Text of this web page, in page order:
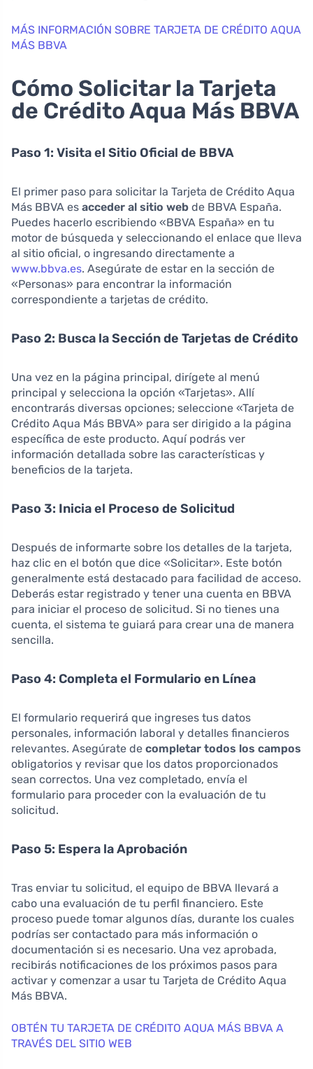
MÁS INFORMACIÓN SOBRE TARJETA DE CRÉDITO AQUA
MÁS BBVA
Cómo Solicitar la Tarjeta
de Crédito Aqua Más BBVA
Paso 1: Visita el Sitio Oficial de BBVA
El primer paso para solicitar la Tarjeta de Crédito Aqua
Más BBVA es acceder al sitio web de BBVA España.
Puedes hacerlo escribiendo «BBVA España» en tu
motor de búsqueda y seleccionando el enlace que lleva
al sitio oficial, o ingresando directamente a
www.bbva.es. Asegúrate de estar en la sección de
«Personas» para encontrar la información
correspondiente a tarjetas de crédito.
Paso 2: Busca la Sección de Tarjetas de Crédito
Una vez en la página principal, dirígete al menú
principal y selecciona la opción «Tarjetas». Allí
encontrarás diversas opciones; seleccione «Tarjeta de
Crédito Aqua Más BBVA» para ser dirigido a la página
específica de este producto. Aquí podrás ver
información detallada sobre las características y
beneficios de la tarjeta.
Paso 3: Inicia el Proceso de Solicitud
Después de informarte sobre los detalles de la tarjeta,
haz clic en el botón que dice «Solicitar». Este botón
generalmente está destacado para facilidad de acceso.
Deberás estar registrado y tener una cuenta en BBVA
para iniciar el proceso de solicitud. Si no tienes una
cuenta, el sistema te guiará para crear una de manera
sencilla.
Paso 4: Completa el Formulario en Línea
El formulario requerirá que ingreses tus datos
personales, información laboral y detalles financieros
relevantes. Asegúrate de completar todos los campos
obligatorios y revisar que los datos proporcionados
sean correctos. Una vez completado, envía el
formulario para proceder con la evaluación de tu
solicitud.
Paso 5: Espera la Aprobación
Tras enviar tu solicitud, el equipo de BBVA llevará a
cabo una evaluación de tu perfil financiero. Este
proceso puede tomar algunos días, durante los cuales
podrías ser contactado para más información o
documentación si es necesario. Una vez aprobada,
recibirás notificaciones de los próximos pasos para
activar y comenzar a usar tu Tarjeta de Crédito Aqua
Más BBVA.
OBTÉN TU TARJETA DE CRÉDITO AQUA MÁS BBVA A
TRAVÉS DEL SITIO WEB